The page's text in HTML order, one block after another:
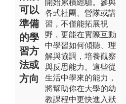
可以
準備
的學
習方
法或
方向
開始累積經驗。參與
各式社團、營隊或講
習，不僅能拓展視
野，更能在實際互動
中學習如何傾聽、理
解與協調，培養觀察
與反思能力。這些從
生活中學來的能力，
將幫助你在大學的幼
教課程中更快進入狀